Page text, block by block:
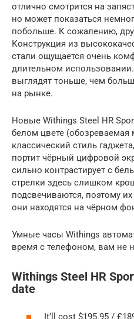
отлично смотрится на
но может показаться
побольше. К сожалению,
Конструкция из
стали ощущается очень
длительном
выглядят тоньше, чем
на рынке.
Новые Withings Steel HR
белом цвете (обозреваемая
классический стиль
портит чёрный цифровой
сильно контрастирует с
стрелки здесь слишком
подсвечиваются, поэтому их
они находятся на чёрном
Умные часы Withings
время с телефоном, вам не
Withings Steel HR
date
It’ll cost $195.95 /